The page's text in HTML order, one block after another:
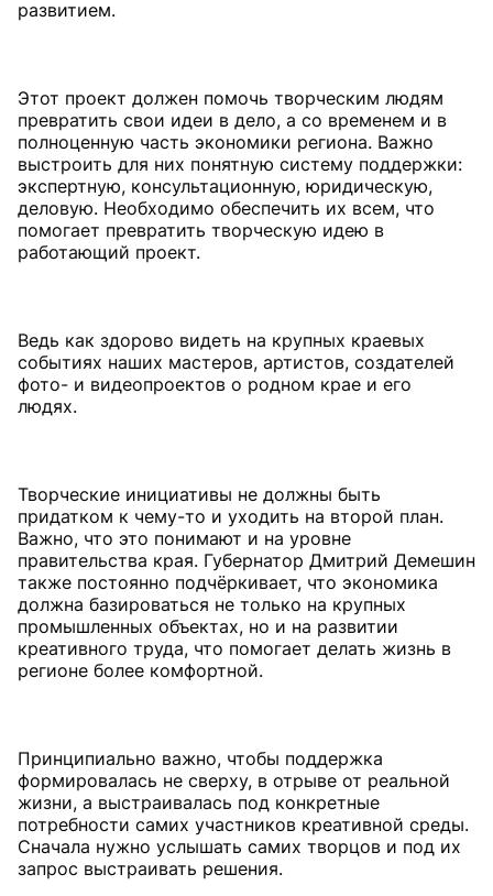
развитием.
Этот проект должен помочь творческим людям
превратить свои идеи в дело, а со временем и в
полноценную часть экономики региона. Важно
выстроить для них понятную систему поддержки:
экспертную, консультационную, юридическую,
деловую. Необходимо обеспечить их всем, что
помогает превратить творческую идею в
работающий проект.
Ведь как здорово видеть на крупных краевых
событиях наших мастеров, артистов, создателей
фото- и видеопроектов о родном крае и его
людях.
Творческие инициативы не должны быть
придатком к чему-то и уходить на второй план.
Важно, что это понимают и на уровне
правительства края. Губернатор Дмитрий Демешин
также постоянно подчёркивает, что экономика
должна базироваться не только на крупных
промышленных объектах, но и на развитии
креативного труда, что помогает делать жизнь в
регионе более комфортной.
Принципиально важно, чтобы поддержка
формировалась не сверху, в отрыве от реальной
жизни, а выстраивалась под конкретные
потребности самих участников креативной среды.
Сначала нужно услышать самих творцов и под их
запрос выстраивать решения.